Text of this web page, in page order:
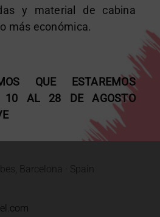
Barcelona · Spain
y material de cabina
más económica.
QUE ESTAREMOS
10 AL 28 DE AGOSTO